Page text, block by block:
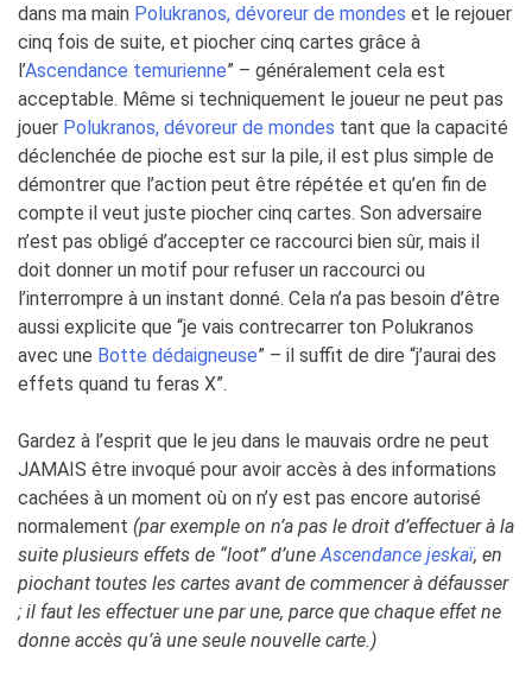
dans ma main Polukranos, dévoreur de mondes et le rejouer
cinq fois de suite, et piocher cinq cartes grâce à
l’Ascendance temurienne” – généralement cela est
acceptable. Même si techniquement le joueur ne peut pas
jouer Polukranos, dévoreur de mondes tant que la capacité
déclenchée de pioche est sur la pile, il est plus simple de
démontrer que l’action peut être répétée et qu’en fin de
compte il veut juste piocher cinq cartes. Son adversaire
n’est pas obligé d’accepter ce raccourci bien sûr, mais il
doit donner un motif pour refuser un raccourci ou
l’interrompre à un instant donné. Cela n’a pas besoin d’être
aussi explicite que “je vais contrecarrer ton Polukranos
avec une Botte dédaigneuse” – il suffit de dire “j’aurai des
effets quand tu feras X”.
Gardez à l’esprit que le jeu dans le mauvais ordre ne peut
JAMAIS être invoqué pour avoir accès à des informations
cachées à un moment où on n’y est pas encore autorisé
normalement (par exemple on n’a pas le droit d’effectuer à la
suite plusieurs effets de “loot” d’uneAscendance jeskaï, en
piochant toutes les cartes avant de commencer à défausser
; il faut les effectuer une par une, parce que chaque effet ne
donne accès qu’à une seule nouvelle carte.)